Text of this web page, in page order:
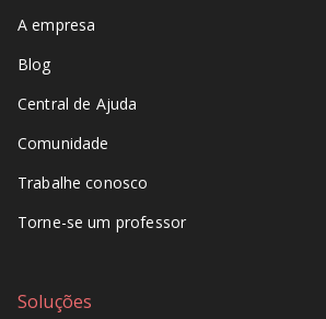
A empresa
Blog
Central de Ajuda
Comunidade
Trabalhe conosco
Torne-se um professor
Soluções